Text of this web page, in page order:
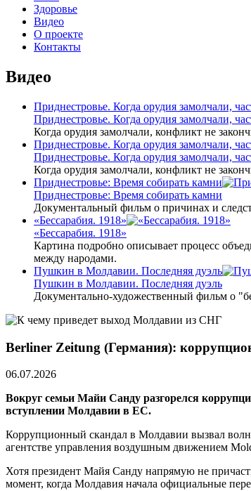
Здоровье
Видео
О проекте
Контакты
Видео
Приднестровье. Когда орудия замолчали,
Приднестровье. Когда орудия замолчали,
Когда орудия замолчали, конфликт не
Приднестровье. Когда орудия замолчали,
Приднестровье. Когда орудия замолчали,
Когда орудия замолчали, конфликт не
Приднестровье: Время собирать камни
Приднестровье: Время собирать камни
Документальный фильм о причинах и
«Бессарабия. 1918»
«Бессарабия. 1918»
Картина подробно описывает процесс
между народами.
Пушкин в Молдавии. Последняя дуэль
Пушкин в Молдавии. Последняя дуэль
Документально-художественный фильм о
Berliner Zeitung (Германия):
06.07.2026
Вокруг семьи Майи Санду разгорелся
вступлении Молдавии в ЕС.
Коррупционный скандал в Молдавии вызвал
агентстве управления воздушным движением
Хотя президент Майя Санду напрямую не
момент, когда Молдавия начала официальные